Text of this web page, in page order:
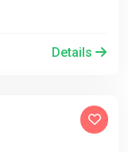
Details